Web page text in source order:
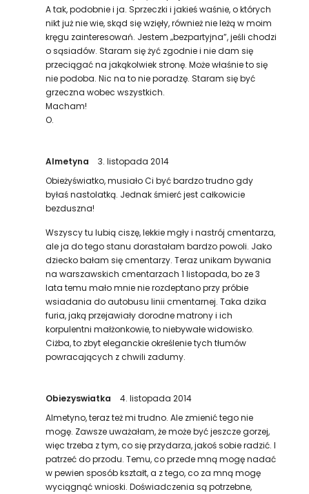
A tak, podobnie i ja. Sprzeczki i jakieś waśnie, o których
nikt już nie wie, skąd się wzięły, również nie leżą w moim
kręgu zainteresowań. Jestem „bezpartyjna”, jeśli chodzi
o sąsiadów. Staram się żyć zgodnie i nie dam się
przeciągać na jakąkolwiek stronę. Może właśnie to się
nie podoba. Nic na to nie poradzę. Staram się być
grzeczna wobec wszystkich.
Macham!
O.
Almetyna
3. listopada 2014
Obieżyświatko, musiało Ci być bardzo trudno gdy
byłaś nastolatką. Jednak śmierć jest całkowicie
bezduszna!
Wszyscy tu lubią ciszę, lekkie mgły i nastrój cmentarza,
ale ja do tego stanu dorastałam bardzo powoli. Jako
dziecko bałam się cmentarzy. Teraz unikam bywania
na warszawskich cmentarzach 1 listopada, bo ze 3
lata temu mało mnie nie rozdeptano przy próbie
wsiadania do autobusu linii cmentarnej. Taka dzika
furia, jaką przejawiały dorodne matrony i ich
korpulentni małżonkowie, to niebywałe widowisko.
Ciżba, to zbyt eleganckie określenie tych tłumów
powracających z chwili zadumy.
Obiezyswiatka
4. listopada 2014
Almetyno, teraz też mi trudno. Ale zmienić tego nie
mogę. Zawsze uważałam, że może być jeszcze gorzej,
więc trzeba z tym, co się przydarza, jakoś sobie radzić. I
patrzeć do przodu. Temu, co przede mną mogę nadać
w pewien sposób kształt, a z tego, co za mną mogę
wyciągnąć wnioski. Doświadczenia są potrzebne,